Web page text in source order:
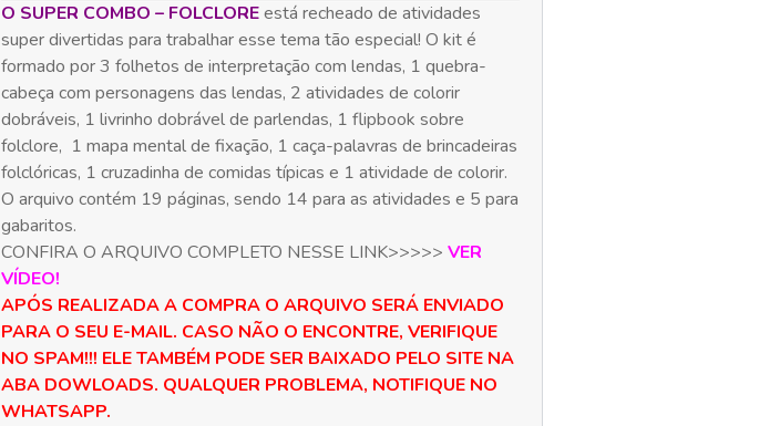
O SUPER COMBO – FOLCLOREestá recheado de atividades
super divertidas para trabalhar esse tema tão especial! O kit é
formado por 3 folhetos de interpretação com lendas, 1 quebra-
cabeça com personagens das lendas, 2 atividades de colorir
dobráveis, 1 livrinho dobrável de parlendas, 1 flipbook sobre
folclore, 1 mapa mental de fixação, 1 caça-palavras de brincadeiras
folclóricas, 1 cruzadinha de comidas típicas e 1 atividade de colorir.
O arquivo contém 19 páginas, sendo 14 para as atividades e 5 para
gabaritos.
CONFIRA O ARQUIVO COMPLETO NESSE LINK>>>>> VER
VÍDEO!
APÓS REALIZADA A COMPRA O ARQUIVO SERÁ ENVIADO
PARA O SEU E-MAIL. CASO NÃO O ENCONTRE, VERIFIQUE
NO SPAM!!! ELE TAMBÉM PODE SER BAIXADO PELO SITE NA
ABA DOWLOADS. QUALQUER PROBLEMA, NOTIFIQUE NO
WHATSAPP.